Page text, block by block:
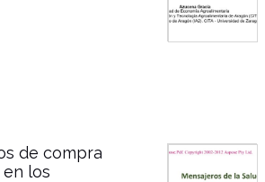
de compra
los